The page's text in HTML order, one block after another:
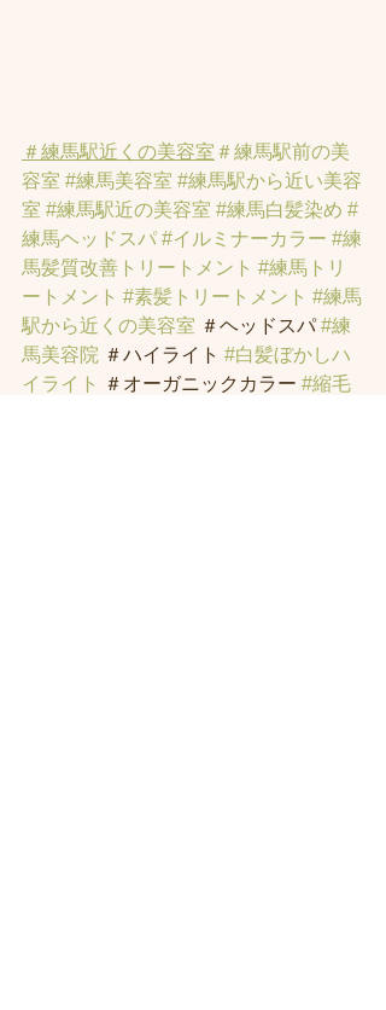
＃練馬駅近くの美容室 ＃練馬駅前の美
容室 #練馬美容室 #練馬駅から近い美容
室 #練馬駅近の美容室 #練馬白髪染め #
練馬ヘッドスパ #イルミナーカラー #練
馬髪質改善トリートメント #練馬トリ
ートメント #素髪トリートメント #練馬
駅から近くの美容室 ＃ヘッドスパ #練
馬美容院 ＃ハイライト #白髪ぼかしハ
イライト
＃オーガニックカラー #縮毛